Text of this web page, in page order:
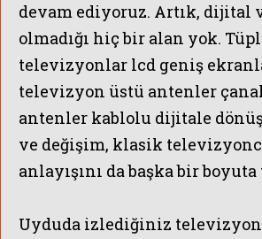
devam ediyoruz. Artık, dijital
olmadığı hiç bir alan yok.
televizyonlar lcd geniş
televizyon üstü antenler
antenler kablolu dijitale
ve değişim, klasik
anlayışını da başka bir boyuta
Uyduda izlediğiniz